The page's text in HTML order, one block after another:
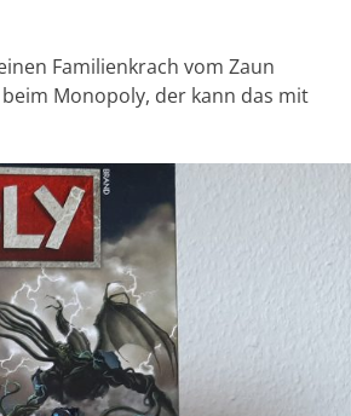
Familienkrach vom Zaun
Monopoly, der kann das mit